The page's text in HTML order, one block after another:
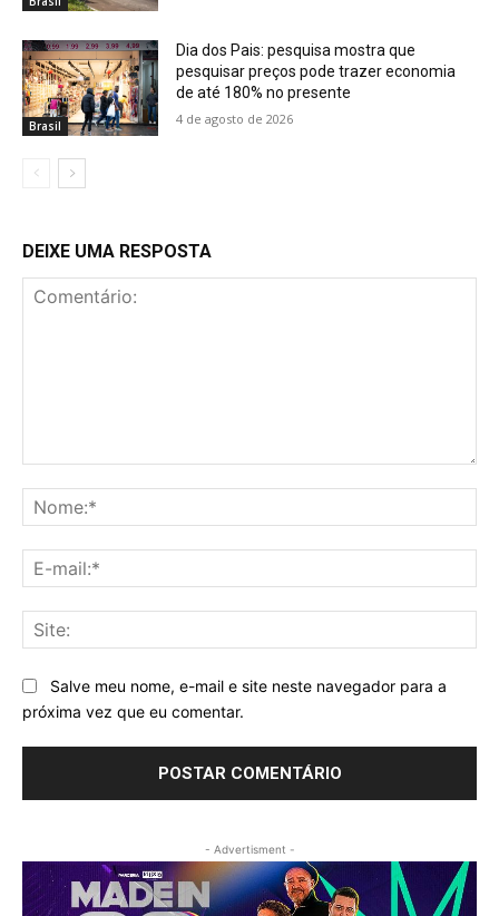
Brasil
Dia dos Pais: pesquisa mostra que
pesquisar preços pode trazer economia
de até 180% no presente
4 de agosto de 2026
DEIXE UMA RESPOSTA
Salve meu nome, e-mail e site neste navegador para a
próxima vez que eu comentar.
- Advertisment -